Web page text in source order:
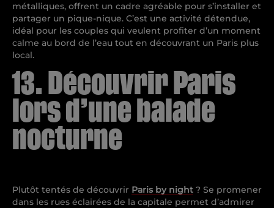
métalliques, offrent un cadre agréable pour s’installer et
partager un pique-nique. C’est une activité détendue,
idéal pour les couples qui veulent profiter d’un moment
calme au bord de l’eau tout en découvrant un Paris plus
local.
13. Découvrir Paris
lors d’une balade
nocturne
Plutôt tentés de découvrir Paris by night ? Se promener
dans les rues éclairées de la capitale permet d’admirer